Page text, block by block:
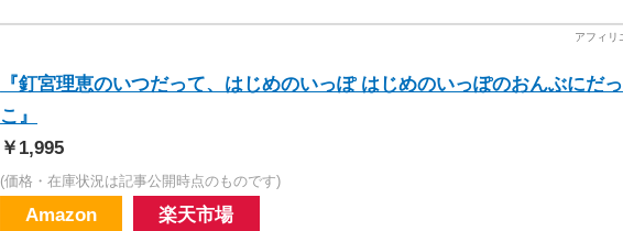
『釘宮理恵のいつだって、はじめのいっぽ はじめのいっぽのおんぶにだっ
こ』
￥1,995
(価格・在庫状況は記事公開時点のものです)
Amazon 楽天市場